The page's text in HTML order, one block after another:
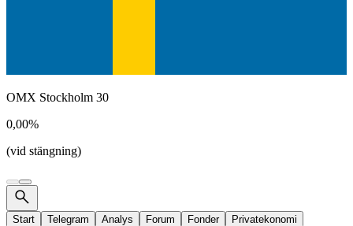
OMX Stockholm 30
0,00%
(vid stängning)
Start Telegram Analys Forum Fonder
Privatekonomi